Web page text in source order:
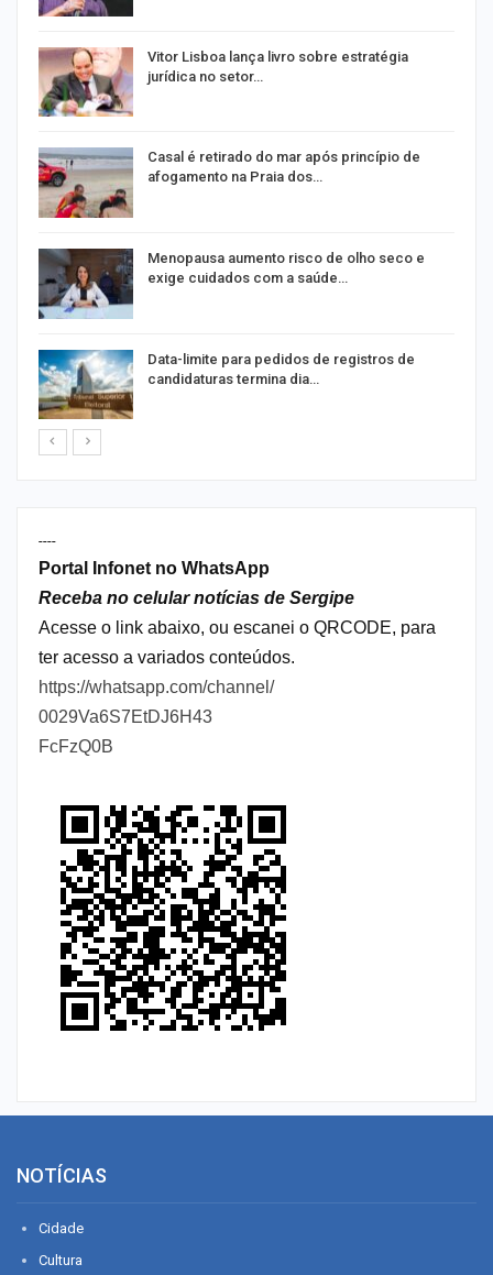
Vitor Lisboa lança livro sobre estratégia
jurídica no setor…
Casal é retirado do mar após princípio de
afogamento na Praia dos…
Menopausa aumento risco de olho seco e
exige cuidados com a saúde…
Data-limite para pedidos de registros de
candidaturas termina dia…
----
Portal Infonet no WhatsApp
Receba no celular notícias de Sergipe
Acesse o link abaixo, ou escanei o QRCODE, para
ter acesso a variados conteúdos.
https://whatsapp.com/channel/
0029Va6S7EtDJ6H43
FcFzQ0B
NOTÍCIAS
Cidade
Cultura